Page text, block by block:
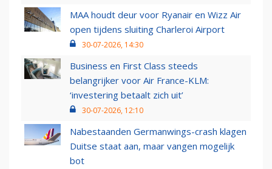
MAA houdt deur voor Ryanair en Wizz Air
open tijdens sluiting Charleroi Airport
30-07-2026, 14:30
Business en First Class steeds
belangrijker voor Air France-KLM:
‘investering betaalt zich uit’
30-07-2026, 12:10
Nabestaanden Germanwings-crash klagen
Duitse staat aan, maar vangen mogelijk
bot